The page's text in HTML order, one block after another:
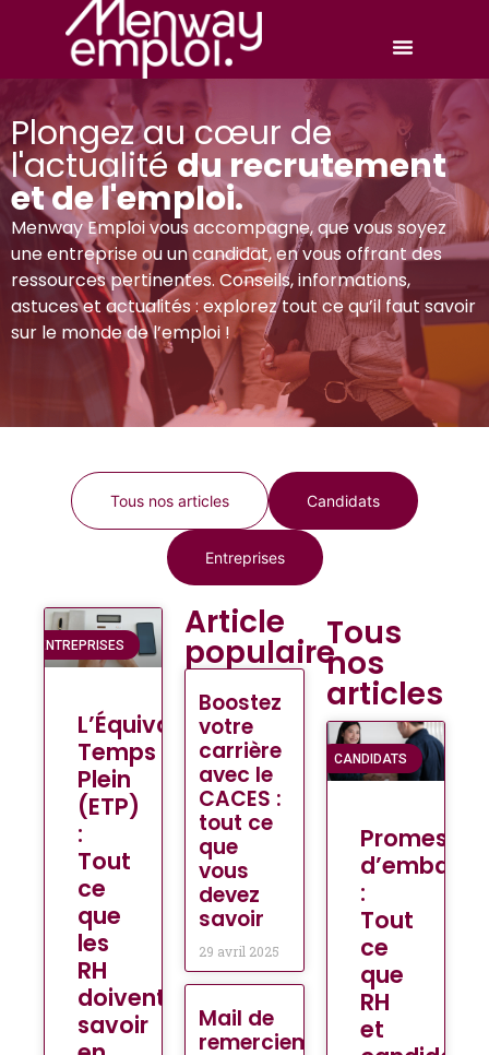
Plongez au cœur de
l'actualitédu recrutement
et de l'emploi.
Menway Emploi vous accompagne, que vous soyez
une entreprise ou un candidat, en vous offrant des
ressources pertinentes. Conseils, informations,
astuces etactualités : explorez tout ce qu’il faut savoir
sur le monde de l’emploi !
Tous nos articles Candidats
Entreprises
ENTREPRISES
L’Équivalent
Temps
Plein
(ETP)
:
Tout
ce
que
les
RH
doivent
savoir
Article
populaire
Boostez
votre
carrière
avec le
CACES :
tout ce
que
vous
devez
savoir
29 avril 2025
Mail de
remerciement
Tous
nos
articles
CANDIDATS
Promesse
:
Tout
ce
que
RH
et